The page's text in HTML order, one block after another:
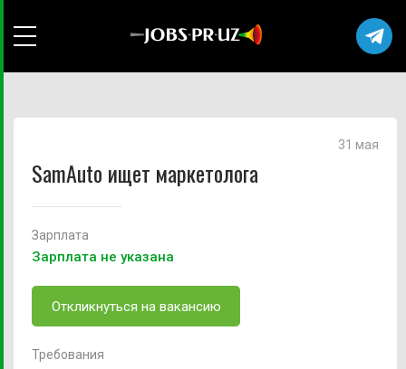
SamAuto ищет маркетолога
31 мая
Зарплата
Зарплата не указана
Откликнуться на вакансию
Требования